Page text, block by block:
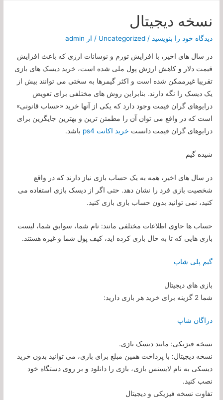
نسخه دیجیتال
دیدگاه‌ خود را بنویسید /
Uncategorized / از admin
در سال های اخیر، با افزایش تورم و نوسانات ارزی که باعث افزایش
قیمت دلار و کاهش ارزش پول ملی شده است، خرید دیسک های بازی
تقریبا غیرممکن شده است و اکثر گیمرها به سختی می توانند بیش از
یک دیسک را نگه دارند. بنابراین روش های مختلفی برای تعویض
درایوهای گران قیمت وجود دارد که یکی از آنها خرید «حساب قانونی»
است که در واقع می توان آن را مطمئن ترین و بهترین جایگزین برای
درایوهای گران قیمت دانست خرید اکانت ps4 باشد.
شیده گیم
در سال های اخیر، همه به یک حساب بازی نیاز دارند که در واقع
شخصیت بازی فرد را نشان دهد. حتی اگر از دیسک بازی استفاده می
کنید، نمی توانید بدون حساب بازی بازی کنید.
حساب ها حاوی اطلاعات مختلفی مانند: نام شما، سوابق شما، لیست
بازی هایی که تا به حال بازی کرده اید، کیف پول شما و غیره هستند.
گیم پلی شاپ
بازی های دیجیتال
شما 2 گزینه برای خرید هر بازی دارید:
دراگان شاپ
نسخه فیزیکی: مانند دیسک بازی.
نسخه دیجیتال: با پرداخت همین مبلغ برای بازی، می توانید بدون خرید
دیسکی به نام لایسنس بازی، بازی را دانلود و بر روی دستگاه خود
نصب کنید.
تفاوت نسخه فیزیکی و دیجیتال